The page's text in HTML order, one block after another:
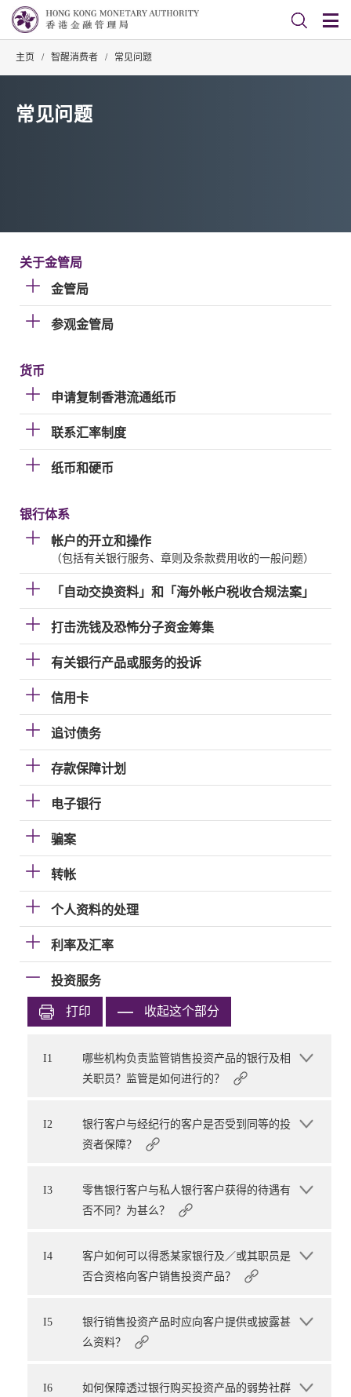
主页 / 智醒消费者 / 常见问题
常见问题
关于金管局
金管局
参观金管局
货币
申请复制香港流通纸币
联系汇率制度
纸币和硬币
银行体系
帐户的开立和操作
（包括有关银行服务、章则及条款费用收的一般问题）
「自动交换资料」和「海外帐户税收合规法案」
打击洗钱及恐怖分子资金筹集
有关银行产品或服务的投诉
信用卡
追讨债务
存款保障计划
电子银行
骗案
转帐
个人资料的处理
利率及汇率
投资服务
打印 收起这个部分
I1
哪些机构负责监管销售投资产品的银行及相
关职员？监管是如何进行的？
I2
银行客户与经纪行的客户是否受到同等的投
资者保障？
I3
零售银行客户与私人银行客户获得的待遇有
否不同？为甚么？
I4
客户如何可以得悉某家银行及／或其职员是
否合资格向客户销售投资产品？
I5
银行销售投资产品时应向客户提供或披露甚
么资料？
I6
如何保障透过银行购买投资产品的弱势社群